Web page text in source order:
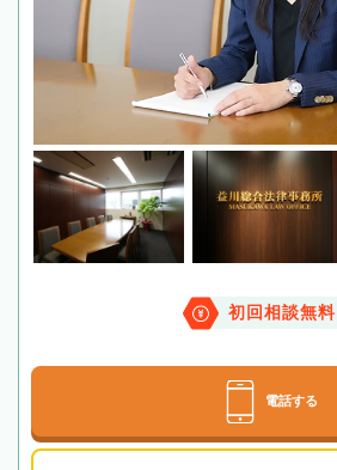
初回相談無料
電話する